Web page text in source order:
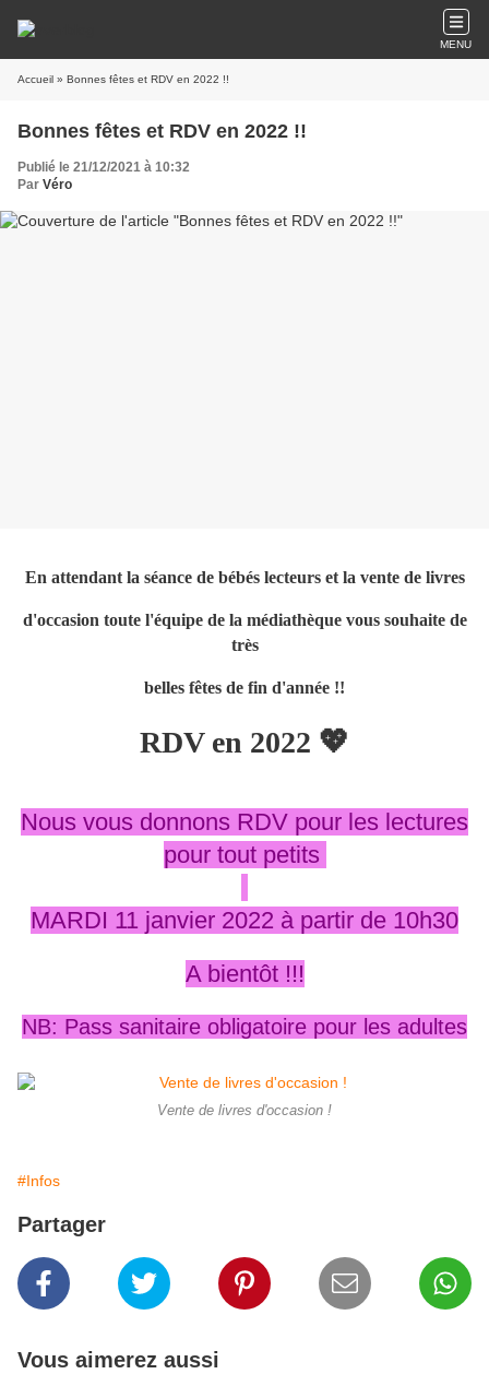
MENU
Accueil » Bonnes fêtes et RDV en 2022 !!
Bonnes fêtes et RDV en 2022 !!
Publié le 21/12/2021 à 10:32
Par Véro
En attendant la séance de bébés lecteurs et la vente de livres
d'occasion toute l'équipe de la médiathèque vous souhaite de
très
belles fêtes de fin d'année !!
RDV en 2022 💖
Nous vous donnons RDV pour les lectures
pour tout petits
MARDI 11 janvier 2022 à partir de 10h30
A bientôt !!!
NB: Pass sanitaire obligatoire pour les adultes
Vente de livres d'occasion !
#Infos
Partager
Vous aimerez aussi